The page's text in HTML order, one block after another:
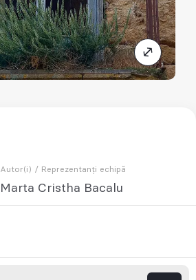
Autor(i) / Reprezentanți echipă
Marta Cristha Bacalu